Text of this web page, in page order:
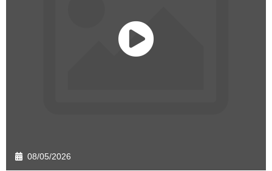
08/05/2026